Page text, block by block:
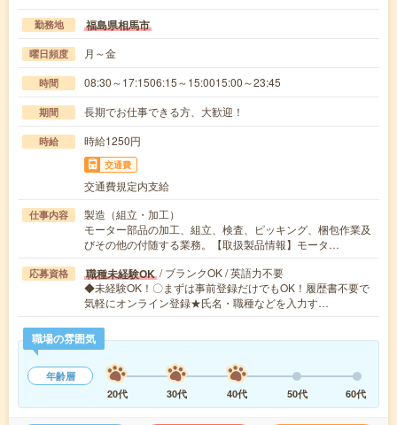
勤務地 福島県相馬市
曜日頻度 月～金
時間 08:30～17:1506:15～15:0015:00～23:45
期間 長期でお仕事できる方、大歓迎！
時給 時給1250円
交通費
交通費規定内支給
仕事内容
製造（組立・加工）
モーター部品の加工、組立、検査、ピッキング、梱包作業及
びその他の付随する業務。【取扱製品情報】モータ…
応募資格 職種未経験OK / ブランクOK / 英語力不要
◆未経験OK！〇まずは事前登録だけでもOK！履歴書不要で
気軽にオンライン登録★氏名・職種などを入力す…
職場の雰囲気
年齢層
20代
30代 40代 50代 60代